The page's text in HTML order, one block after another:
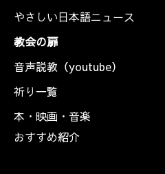
やさしい日本語ニュース
教会の扉
音声説教（youtube）
祈り一覧
本・映画・音楽
おすすめ紹介